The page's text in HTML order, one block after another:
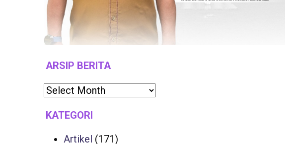
ARSIP BERITA
KATEGORI
Artikel (171)